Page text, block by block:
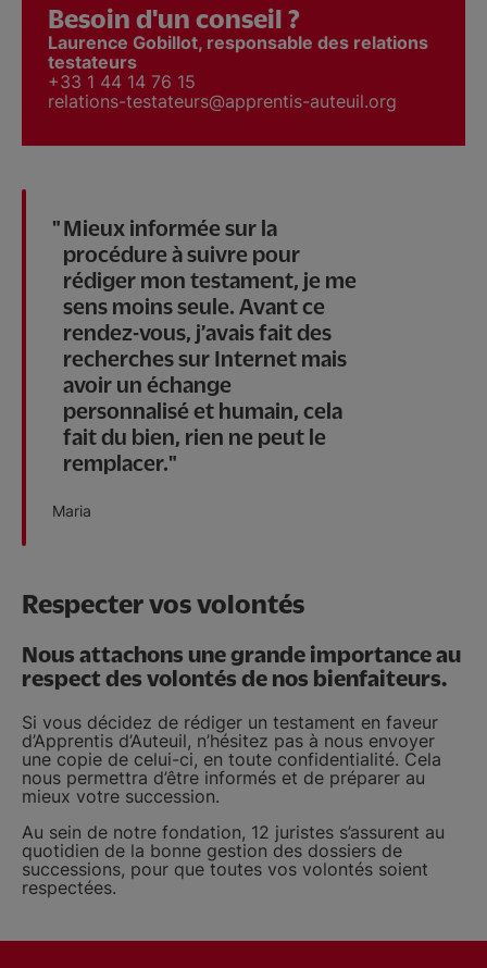
Besoin d'un conseil ?
Laurence Gobillot, responsable des relations
testateurs
+33 1 44 14 76 15
relations-testateurs@apprentis-auteuil.org
Mieux informée sur la
procédure à suivre pour
rédiger mon testament, je me
sens moins seule. Avant ce
rendez-vous, j’avais fait des
recherches sur Internet mais
avoir un échange
personnalisé et humain, cela
fait du bien, rien ne peut le
remplacer.
Maria
Respecter vos volontés
Nous attachons une grande importance au
respect des volontés de nos bienfaiteurs.
Si vous décidez de rédiger un testament en faveur
d’Apprentis d’Auteuil, n’hésitez pas à nous envoyer
une copie de celui-ci, en toute confidentialité. Cela
nous permettra d’être informés et de préparer au
mieux votre succession.
Au sein de notre fondation, 12 juristes s’assurent au
quotidien de la bonne gestion des dossiers de
successions, pour que toutes vos volontés soient
respectées.